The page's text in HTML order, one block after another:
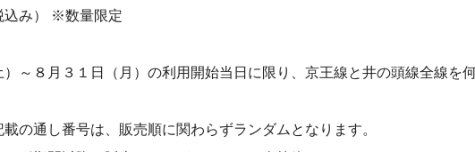
込み） ※数量限定
）～８月３１日（月）の利用開始当日に限り、京王線と井の頭線全線を
載の通し番号は、販売順に関わらずランダムとなります。